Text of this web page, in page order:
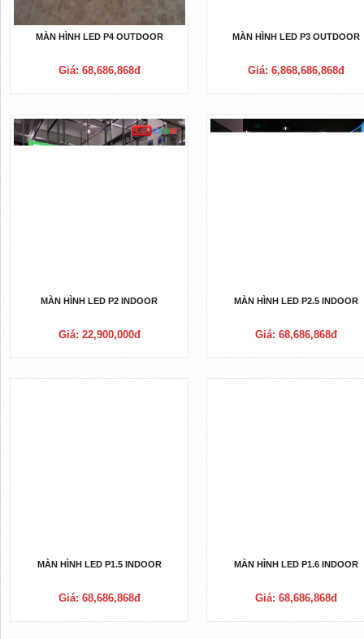
MÀN HÌNH LED P4 OUTDOOR
Giá: 68,686,868đ
MÀN HÌNH LED P3 OUTDOOR
Giá: 6,868,686,868đ
MÀN HÌNH LED P2 INDOOR
Giá: 22,900,000đ
MÀN HÌNH LED P2.5 INDOOR
Giá: 68,686,868đ
MÀN HÌNH LED P1.5 INDOOR
Giá: 68,686,868đ
MÀN HÌNH LED P1.6 INDOOR
Giá: 68,686,868đ